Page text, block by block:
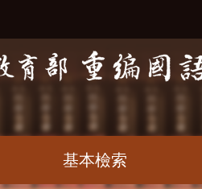
基本檢索